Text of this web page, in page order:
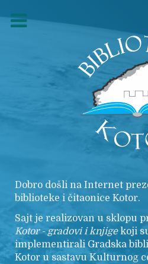
Dobro došli na Internet
biblioteke i čitaonice Kotor.
Sajt je realizovan u sklopu
Kotor - gradovi i knjigekoji
implementirali Gradska
Kotor u sastavu Kulturnog